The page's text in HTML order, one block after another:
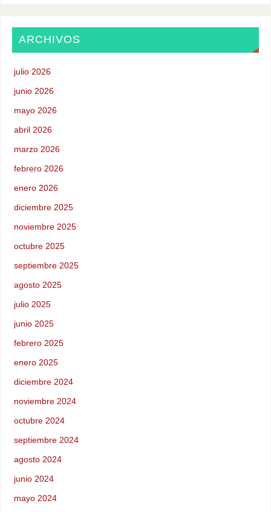
ARCHIVOS
julio 2026
junio 2026
mayo 2026
abril 2026
marzo 2026
febrero 2026
enero 2026
diciembre 2025
noviembre 2025
octubre 2025
septiembre 2025
agosto 2025
julio 2025
junio 2025
febrero 2025
enero 2025
diciembre 2024
noviembre 2024
octubre 2024
septiembre 2024
agosto 2024
junio 2024
mayo 2024